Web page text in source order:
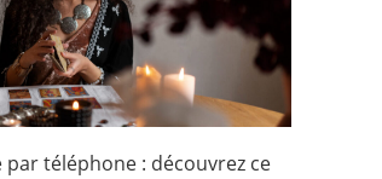
par téléphone : découvrez ce